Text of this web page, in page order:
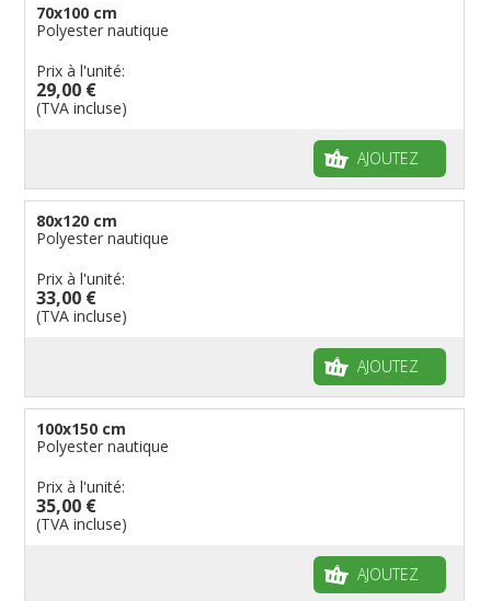
70x100 cm
Polyester nautique
Prix à l'unité:
29,00 €
(TVA incluse)
AJOUTEZ
80x120 cm
Polyester nautique
Prix à l'unité:
33,00 €
(TVA incluse)
AJOUTEZ
100x150 cm
Polyester nautique
Prix à l'unité:
35,00 €
(TVA incluse)
AJOUTEZ